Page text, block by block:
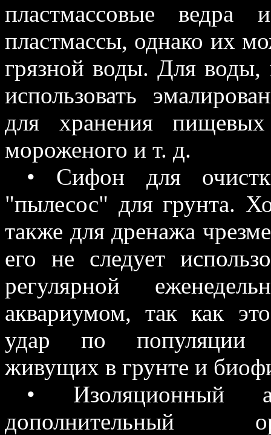
пластмассовые ведра
пластмассы, однако их
грязной воды. Для воды,
использовать
для хранения
мороженого и т. д.
• Сифон для
"пылесос" для грунта.
также для дренажа
его не следует
регулярной
аквариумом, так как
удар по популяции
живущих в грунте и
• Изоляционный
дополнительный